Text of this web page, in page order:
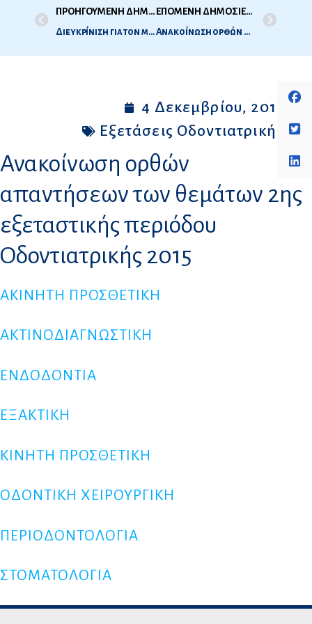
ΠΡΟΗΓΟΥΜΕΝΗ ΔΗΜΟΣΙΕΥΣΗ
Διευκρίνιση για τον μέγιστο αριθμό αποδεκτών πιστωτικών μονάδων ανά εξάμηνο
ΕΠΟΜΕΝΗ ΔΗΜΟΣΙΕΥΣΗ
Ανακοίνωση ορθών απαντήσεων των θεμάτων 2ης εξεταστικής περιόδου Iατρικής 2015
4 Δεκεμβρίου, 2015
Εξετάσεις Οδοντιατρικής
Ανακοίνωση ορθών
απαντήσεων των θεμάτων 2ης
εξεταστικής περιόδου
Oδοντιατρικής 2015
ΑΚΙΝΗΤΗ ΠΡΟΣΘΕΤΙΚΗ
ΑΚΤΙΝΟΔΙΑΓΝΩΣΤΙΚΗ
ΕΝΔΟΔΟΝΤΙΑ
ΕΞΑΚΤΙΚΗ
ΚΙΝΗΤΗ ΠΡΟΣΘΕΤΙΚΗ
ΟΔΟΝΤΙΚΗ ΧΕΙΡΟΥΡΓΙΚΗ
ΠΕΡΙΟΔΟΝΤΟΛΟΓΙΑ
ΣΤΟΜΑΤΟΛΟΓΙΑ